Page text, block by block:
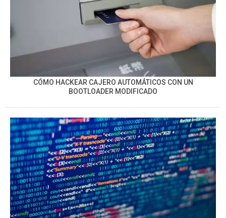
CÓMO HACKEAR CAJERO AUTOMÁTICOS CON UN
BOOTLOADER MODIFICADO